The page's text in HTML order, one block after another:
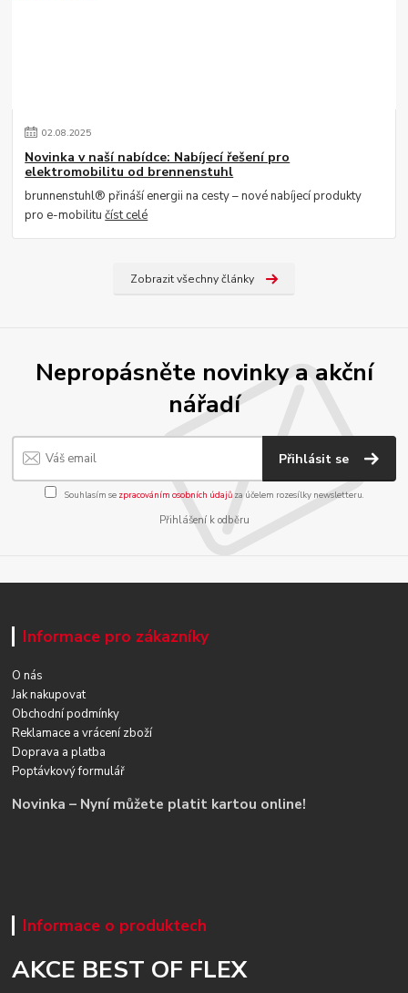
02.08.2025
Novinka v naší nabídce: Nabíjecí řešení pro
elektromobilitu od brennenstuhl
brunnenstuhl® přináší energii na cesty – nové nabíjecí produkty
pro e-mobilitučíst celé
Zobrazit všechny články
Nepropásněte novinky a akční
nářadí
Přihlásit se
Souhlasím se zpracováním osobních údajůza účelem rozesílky newsletteru.
Přihlášení k odběru
Informace pro zákazníky
O nás
Jak nakupovat
Obchodní podmínky
Reklamace a vrácení zboží
Doprava a platba
Poptávkový formulář
Novinka – Nyní můžete platit kartou online!
Informace o produktech
AKCE BEST OF FLEX